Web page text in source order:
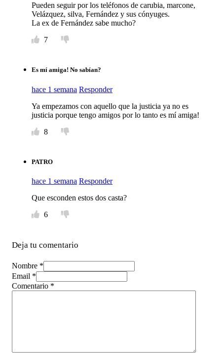
Pueden seguir por los teléfonos de carubia, marcone,
Velázquez, silva, Fernández y sus cónyuges.
La ex de Fernández sabe mucho?
7
Es mí amiga! No sabían?
hace 1 semana Responder
Ya empezamos con aquello que la justicia ya no es
justicia porque tengo amigos por lo tanto es mí amiga!
8
PATRO
hace 1 semana Responder
Que esconden estos dos casta?
6
Deja tu comentario
Nombre *
Email *
Comentario *